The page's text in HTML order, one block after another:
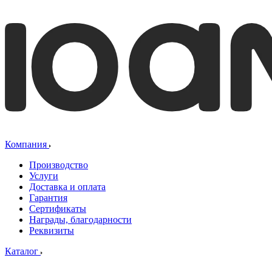
Компания
Производство
Услуги
Доставка и оплата
Гарантия
Сертификаты
Награды, благодарности
Реквизиты
Каталог